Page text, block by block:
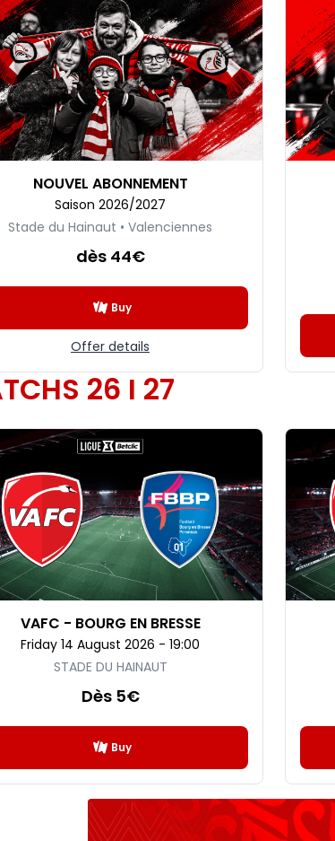
NOUVEL ABONNEMENT
Saison 2026/2027
Stade du Hainaut • Valenciennes
dès 44€
Buy
Offer details
26 I 27
VAFC - BOURG EN BRESSE
Friday 14 August 2026 - 19:00
STADE DU HAINAUT
Dès 5€
Buy